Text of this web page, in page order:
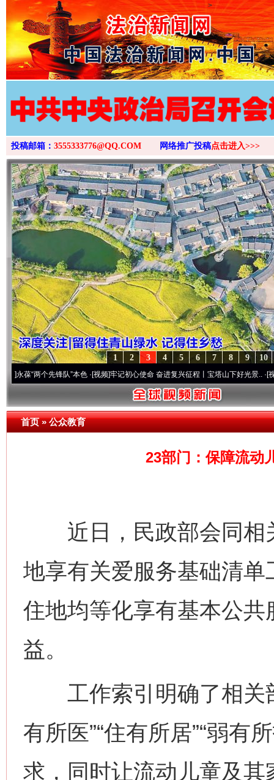
>
投稿邮箱： 3555333776@QQ.COM 网络推广投稿点击进入>>>
10
9
8
7
6
5
4
3
2
1
个先锋队”本色·[视频]牢记初心使命 奋进复兴征程丨宝塔山下好光景..·[视频]因党
首页»公众教育
23部门：保障流动
近日，民政部会同相
地享有关爱服务基础清
住地均等化享有基本公
益。
工作索引明确了相关部
有所医”“住有所居”“弱有
求，同时让流动儿童及